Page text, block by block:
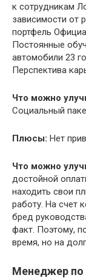
к сотрудникам
зависимости от
портфель
Постоянные
автомобили 23
Перспектива
Что можно
Социальный
Плюсы: Нет
Что можно
достойной
находить свои
работу. На счет
бред
факт. Поэтому,
время, но на
Менеджер